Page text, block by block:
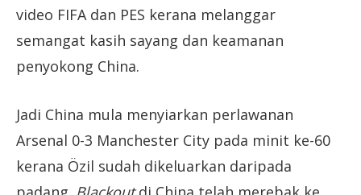
video FIFA dan PES kerana melanggar
semangat kasih sayang dan keamanan
penyokong China.
Jadi China mula menyiarkan perlawanan
Arsenal 0-3 Manchester City pada minit ke-60
kerana Özil sudah dikeluarkan daripada